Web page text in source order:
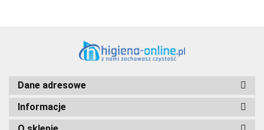
Dane adresowe
Informacje